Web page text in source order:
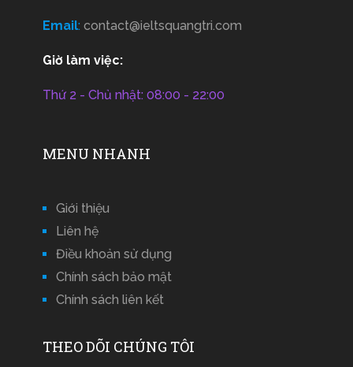
Email: contact@ieltsquangtri.com
Giờ làm việc:
Thứ 2 - Chủ nhật: 08:00 - 22:00
MENU NHANH
Giới thiệu
Liên hệ
Điều khoản sử dụng
Chính sách bảo mật
Chính sách liên kết
THEO DÕI CHÚNG TÔI